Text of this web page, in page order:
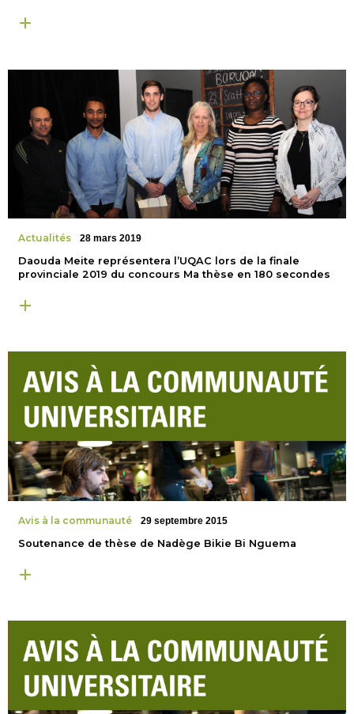
Actualités 28 mars 2019
Daouda Meite représentera l’UQAC lors de la finale
provinciale 2019 du concours Ma thèse en 180 secondes
Avis à la communauté 29 septembre 2015
Soutenance de thèse de Nadège Bikie Bi Nguema